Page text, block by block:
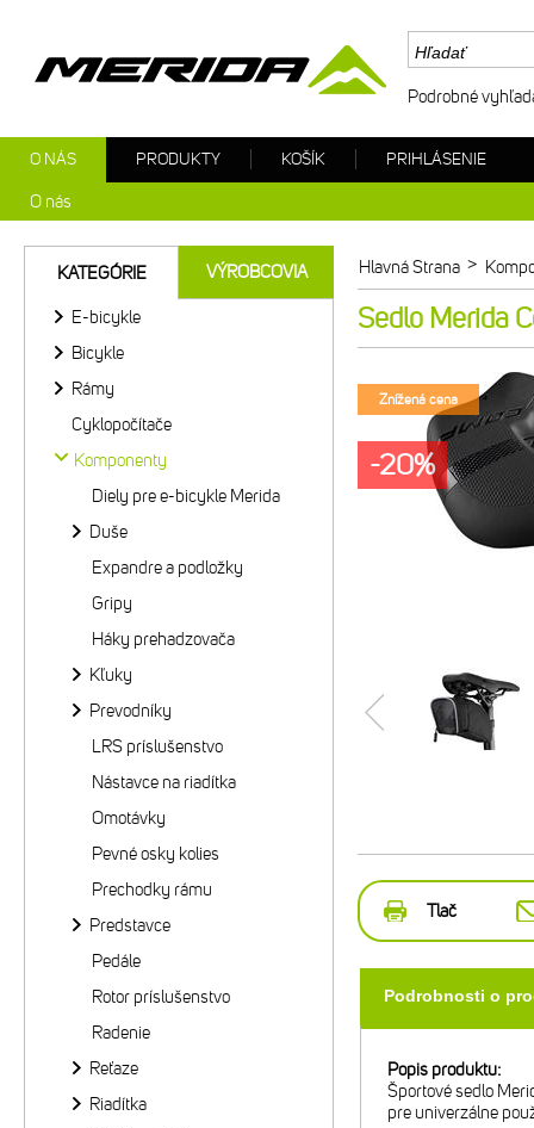
Hlavná Strana >
Sedlo Merida
Znížená cena
-20%
Tlač
Podrobnosti o
Popis produktu:
Športové sedlo
pre univerzálne
KATEGÓRIE VÝROBCOVIA
E-bicykle
Bicykle
Rámy
Cyklopočítače
Komponenty
Diely pre e-bicykle Merida
Duše
Expandre a podložky
Gripy
Háky prehadzovača
Kľuky
Prevodníky
LRS príslušenstvo
Nástavce na riadítka
Omotávky
Pevné osky kolies
Prechodky rámu
Predstavce
Pedále
Rotor príslušenstvo
Radenie
Reťaze
Riadítka
Podrobné
O NÁS
O nás
PRODUKTY KOŠÍK PRIHLÁSENIE